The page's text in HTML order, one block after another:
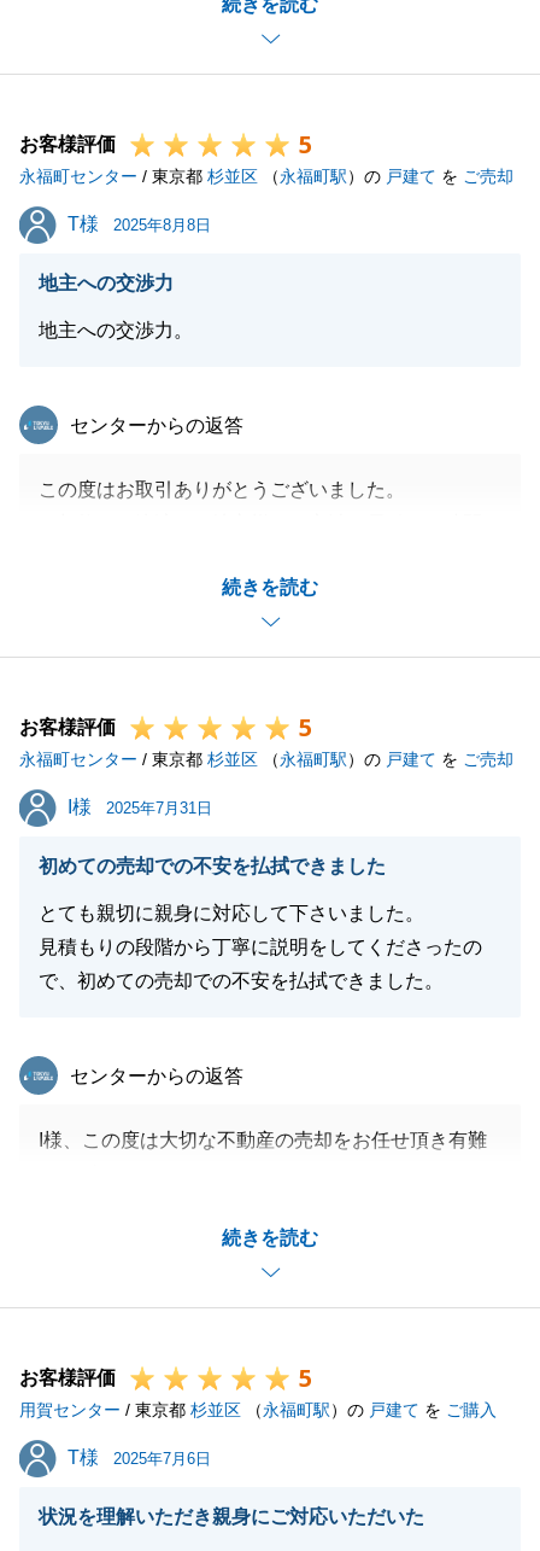
続きを読む
よりでございました。
初めてお会いさせて頂いてからご一緒に解決に向けて
進めさせて頂きましたが、奥様にもご安心頂けまし
また何かございましたらお声がけを頂ければ幸いでご
ざいます。
今後とも、宜しくお願い申し上げます。
お客様評価 5
永福町センター / 東京都 杉並区 （永福町駅）の 戸建て を ご売却
T様
T様 2025年8月8日
地主への交渉力
地主への交渉力。
続きを読む
東急リバブル
センターからの返答
この度はお取引ありがとうございました。
したこと、感謝申し上げます。
知人の方でお困りの方がいらっしゃいましたら、お声
がけ頂けますと幸いです。
お客様評価 5
永福町センター / 東京都 杉並区 （永福町駅）の 戸建て を ご売却
I様
I様 2025年7月31日
初めての売却での不安を払拭できました
とても親切に親身に対応して下さいました。
見積もりの段階から丁寧に説明をしてくださったの
で、初めての売却での不安を払拭できました。
続きを読む
東急リバブル
センターからの返答
I様、この度は大切な不動産の売却をお任せ頂き有難
先行購入との事で、「いつ売れるか。」ご不安な思い
もあったかとは存じますが想定より早い成約をする事
だと存じます。
引き続き、末永くよろしくお願いします。
閉じる
お客様評価 5
用賀センター / 東京都 杉並区 （永福町駅）の 戸建て を ご購入
T様
T様 2025年7月6日
状況を理解いただき親身にご対応いただいた